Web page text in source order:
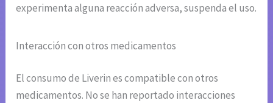
experimenta alguna reacción adversa, suspenda el uso.
Interacción con otros medicamentos
El consumo de Liverin es compatible con otros
medicamentos. No se han reportado interacciones